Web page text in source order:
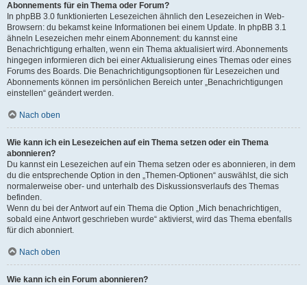
Abonnements für ein Thema oder Forum?
In phpBB 3.0 funktionierten Lesezeichen ähnlich den Lesezeichen in Web-
Browsern: du bekamst keine Informationen bei einem Update. In phpBB 3.1
ähneln Lesezeichen mehr einem Abonnement: du kannst eine
Benachrichtigung erhalten, wenn ein Thema aktualisiert wird. Abonnements
hingegen informieren dich bei einer Aktualisierung eines Themas oder eines
Forums des Boards. Die Benachrichtigungsoptionen für Lesezeichen und
Abonnements können im persönlichen Bereich unter „Benachrichtigungen
einstellen“ geändert werden.
Nach oben
Wie kann ich ein Lesezeichen auf ein Thema setzen oder ein Thema
abonnieren?
Du kannst ein Lesezeichen auf ein Thema setzen oder es abonnieren, in dem
du die entsprechende Option in den „Themen-Optionen“ auswählst, die sich
normalerweise ober- und unterhalb des Diskussionsverlaufs des Themas
befinden.
Wenn du bei der Antwort auf ein Thema die Option „Mich benachrichtigen,
sobald eine Antwort geschrieben wurde“ aktivierst, wird das Thema ebenfalls
für dich abonniert.
Nach oben
Wie kann ich ein Forum abonnieren?